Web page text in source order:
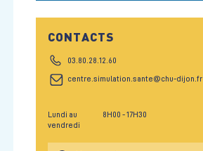
CONTACTS
03.80.28.12.60
centre.simulation.sante@chu-dijon.fr
Lundi au
vendredi
8H00 - 17H30